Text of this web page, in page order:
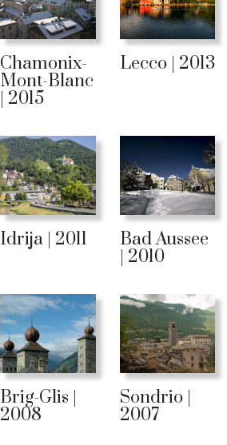
Chamonix-
Mont-Blanc
| 2015
Lecco | 2013
Idrija | 2011
Bad Aussee
| 2010
Brig-Glis |
2008
Sondrio |
2007